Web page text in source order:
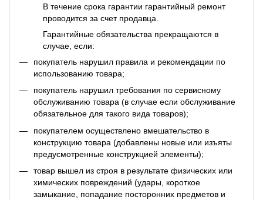
В течение срока гарантии гарантийный ремонт
проводится за счет продавца.
Гарантийные обязательства прекращаются в
случае, если:
покупатель нарушил правила и рекомендации по
использованию товара;
покупатель нарушил требования по сервисному
обслуживанию товара (в случае если обслуживание
обязательное для такого вида товаров);
покупателем осуществлено вмешательство в
конструкцию товара (добавлены новые или изъяты
предусмотренные конструкцией элементы);
товар вышел из строя в результате физических или
химических повреждений (удары, короткое
замыкание, попадание посторонних предметов и